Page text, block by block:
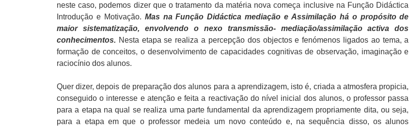
neste caso, podemos dizer que o tratamento da matéria nova começa inclusive na Função Didáctica
Introdução e Motivação. Mas na Função Didáctica mediação e Assimilação há o propósito de
maior sistematização, envolvendo o nexo transmissão- mediação/assimilação activa dos
conhecimentos. Nesta etapa se realiza a percepção dos objectos e fenómenos ligados ao tema, a
formação de conceitos, o desenvolvimento de capacidades cognitivas de observação, imaginação e
raciocínio dos alunos.
Quer dizer, depois de preparação dos alunos para a aprendizagem, isto é, criada a atmosfera propicia,
conseguido o interesse e atenção e feita a reactivação do nível inicial dos alunos, o professor passa
para a etapa na qual se realiza uma parte fundamental da aprendizagem propriamente dita, ou seja,
para a etapa em que o professor medeia um novo conteúdo e, na sequência disso, os alunos